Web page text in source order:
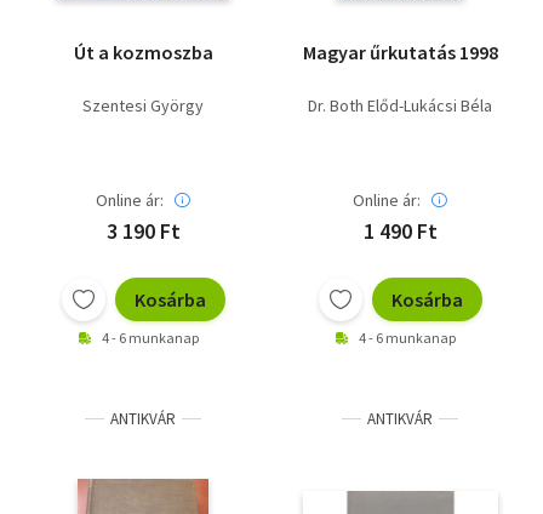
Út a kozmoszba
Szentesi György
Online ár:
3 190 Ft
Kosárba
4 - 6 munkanap
Magyar űrkutatás 1998
Dr. Both Előd-Lukácsi Béla
Online ár:
1 490 Ft
Kosárba
4 - 6 munkanap
ANTIKVÁR ANTIKVÁR